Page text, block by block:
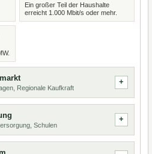
Ein großer Teil der Haushalte
erreicht 1.000 Mbit/s oder mehr.
Regionale Kaufkraft
Schulen